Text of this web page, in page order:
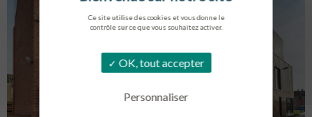
Ce site utilise des cookies et vous donne le
contrôle sur ce que vous souhaitez activer.
OK, tout accepter
Personnaliser